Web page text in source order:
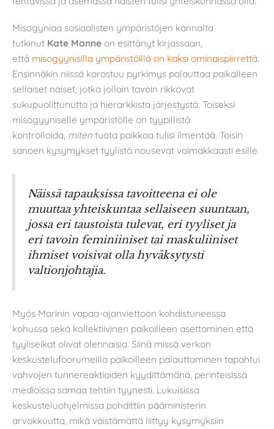
Misogyniaa sosiaalisten ympäristöjen kannalta
tutkinut Kate Manne on esittänyt kirjassaan,
että misogyynisilla ympäristöillä on kaksi ominaispiirrettä.
Ensinnäkin niissä korostuu pyrkimys palauttaa paikalleen
sellaiset naiset, jotka jollain tavoin rikkovat
sukupuolittunutta ja hierarkkista järjestystä. Toiseksi
misogyyniselle ympäristölle on tyypillistä
kontrolloida, miten tuota paikkaa tulisi ilmentää. Toisin
sanoen kysymykset tyylistä nousevat voimakkaasti esille.
Näissä tapauksissa tavoitteena ei ole
muuttaa yhteiskuntaa sellaiseen suuntaan,
jossa eri taustoista tulevat, eri tyyliset ja
eri tavoin feminiiniset tai maskuliiniset
ihmiset voisivat olla hyväksytysti
valtionjohtajia.
Myös Marinin vapaa-ajanviettoon kohdistuneessa
kohussa sekä kollektiivinen paikoilleen asettaminen että
tyyliseikat olivat olennaisia. Siinä missä verkon
keskustelufoorumeilla paikoilleen palauttaminen tapahtui
vahvojen tunnereaktioiden kyydittämänä, perinteisissä
medioissa samaa tehtiin tyynesti. Lukuisissa
keskusteluohjelmissa pohdittiin pääministerin
arvokkuutta, mikä väistämättä liittyy kysymyksiin